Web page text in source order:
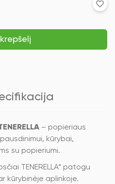
Į krepšelį
– popieriaus
kūrybai,
su popieriumi.
TENERELLA“ patogu
kūrybinėje aplinkoje.